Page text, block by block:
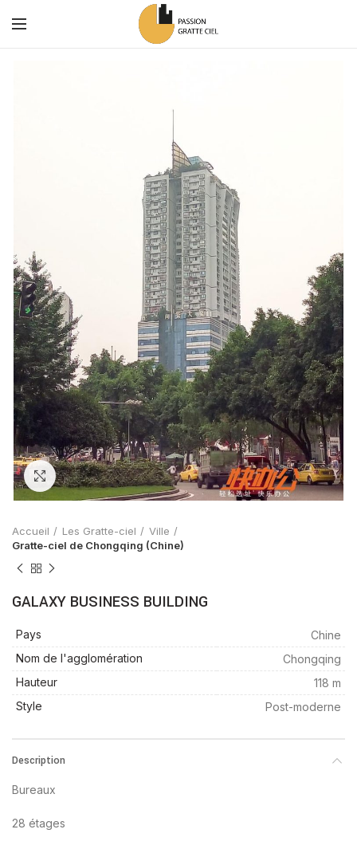
Zoom
Accueil Les Gratte-ciel
Ville
Gratte-ciel de Chongqing (Chine)
GALAXY BUSINESS BUILDING
Pays
Chine
Nom de l'agglomération
Chongqing
Hauteur
118 m
Style
Post-moderne
Description
Bureaux
28 étages